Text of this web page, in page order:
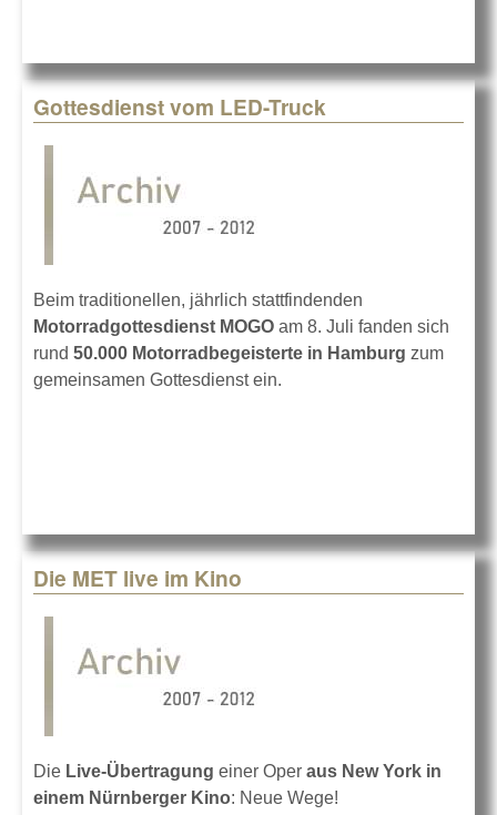
Gottesdienst vom LED-Truck
Beim traditionellen, jährlich stattfindenden
Motorradgottesdienst MOGO am 8. Juli fanden sich
rund 50.000 Motorradbegeisterte in Hamburg zum
gemeinsamen Gottesdienst ein.
Die MET live im Kino
Die Live-Übertragung einer Oper aus New York in
einem Nürnberger Kino: Neue Wege!